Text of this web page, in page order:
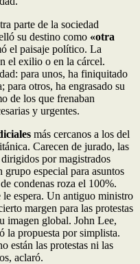
parte de la sociedad
su destino como «otra
el paisaje político. La
el exilio o en la cárcel.
para unos, ha finiquitado
para otros, ha engrasado su
de los que frenaban
y urgentes.
más cercanos a los del
Carecen de jurado, las
dirigidos por magistrados
especial para asuntos
condenas roza el 100%.
le espera. Un antiguo ministro
margen para las protestas
imagen global. John Lee,
la propuesta por simplista.
están las protestas ni las
aclaró.